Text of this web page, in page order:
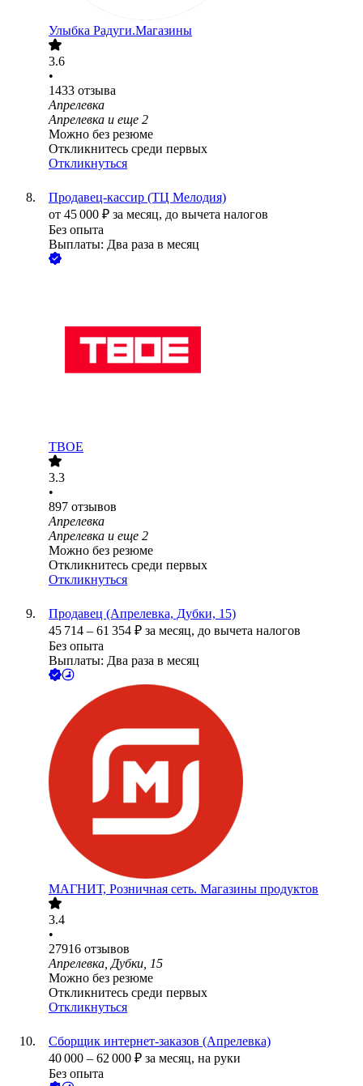
Улыбка Радуги.Магазины
3.6
•
1433 отзыва
Апрелевка
Апрелевка и еще 2
Можно без резюме
Откликнитесь среди первых
Откликнуться
Продавец-кассир (ТЦ Мелодия)
от 45 000 ₽ за месяц, до вычета налогов
Без опыта
Выплаты: Два раза в месяц
ТВОЕ
3.3
•
897 отзывов
Апрелевка
Апрелевка и еще 2
Можно без резюме
Откликнитесь среди первых
Откликнуться
Продавец (Апрелевка, Дубки, 15)
45 714 – 61 354 ₽ за месяц, до вычета налогов
Без опыта
Выплаты: Два раза в месяц
МАГНИТ, Розничная сеть. Магазины продуктов
3.4
•
27916 отзывов
Апрелевка, Дубки, 15
Можно без резюме
Откликнитесь среди первых
Откликнуться
Сборщик интернет-заказов (Апрелевка)
40 000 – 62 000 ₽ за месяц, на руки
Без опыта